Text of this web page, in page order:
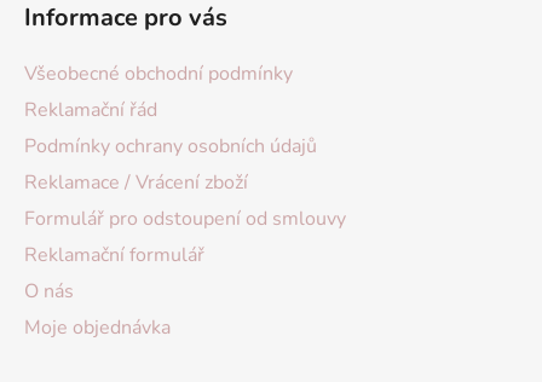
Informace pro vás
Všeobecné obchodní podmínky
Reklamační řád
Podmínky ochrany osobních údajů
Reklamace / Vrácení zboží
Formulář pro odstoupení od smlouvy
Reklamační formulář
O nás
Moje objednávka